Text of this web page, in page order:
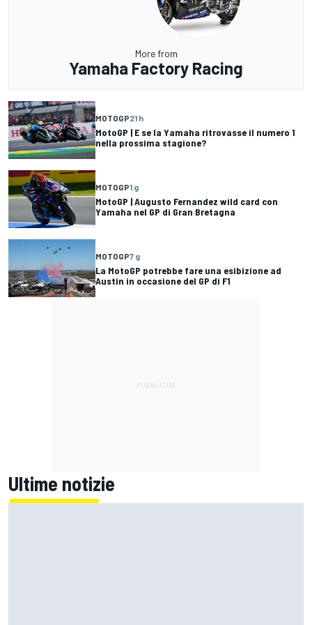
More from
Yamaha Factory Racing
MOTOGP21 h
MotoGP | E se la Yamaha ritrovasse il numero 1
nella prossima stagione?
MOTOGP1 g
MotoGP | Augusto Fernandez wild card con
Yamaha nel GP di Gran Bretagna
MOTOGP7 g
La MotoGP potrebbe fare una esibizione ad
Austin in occasione del GP di F1
Ultime notizie